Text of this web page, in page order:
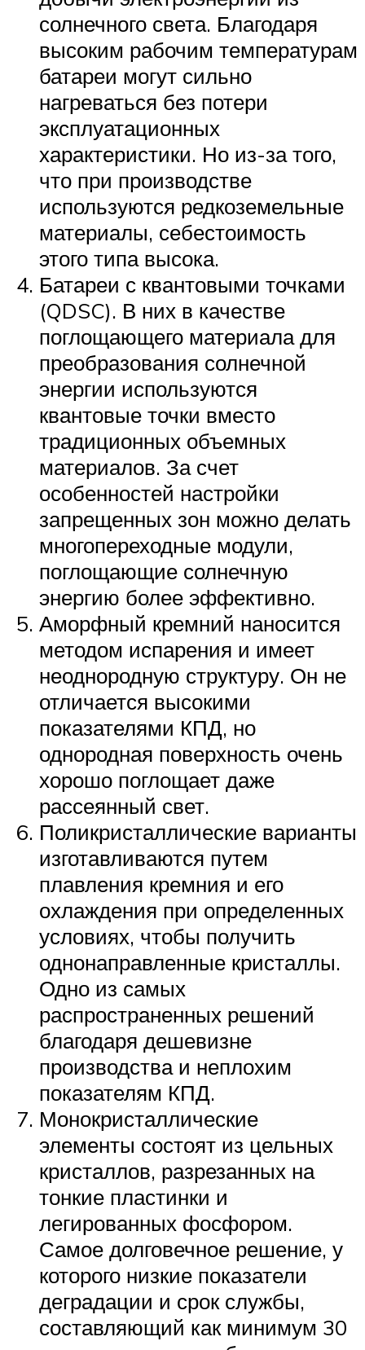
солнечного света. Благодаря
высоким рабочим температурам
батареи могут сильно
нагреваться без потери
эксплуатационных
характеристики. Но из-за того,
что при производстве
используются редкоземельные
материалы, себестоимость
этого типа высока.
Батареи с квантовыми точками
(QDSC). В них в качестве
поглощающего материала для
преобразования солнечной
энергии используются
квантовые точки вместо
традиционных объемных
материалов. За счет
особенностей настройки
запрещенных зон можно делать
многопереходные модули,
поглощающие солнечную
энергию более эффективно.
Аморфный кремний наносится
методом испарения и имеет
неоднородную структуру. Он не
отличается высокими
показателями КПД, но
однородная поверхность очень
хорошо поглощает даже
рассеянный свет.
Поликристаллические варианты
изготавливаются путем
плавления кремния и его
охлаждения при определенных
условиях, чтобы получить
однонаправленные кристаллы.
Одно из самых
распространенных решений
благодаря дешевизне
производства и неплохим
показателям КПД.
Монокристаллические
элементы состоят из цельных
кристаллов, разрезанных на
тонкие пластинки и
легированных фосфором.
Самое долговечное решение, у
которого низкие показатели
деградации и срок службы,
составляющий как минимум 30